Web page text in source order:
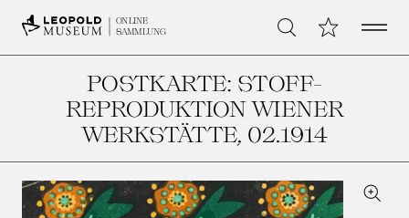
ONLINE
SAMMLUNG
Suche Meine Open
POSTKARTE: STOFF-
REPRODUKTION WIENER
WERKSTÄTTE, 02.1914
Zoom